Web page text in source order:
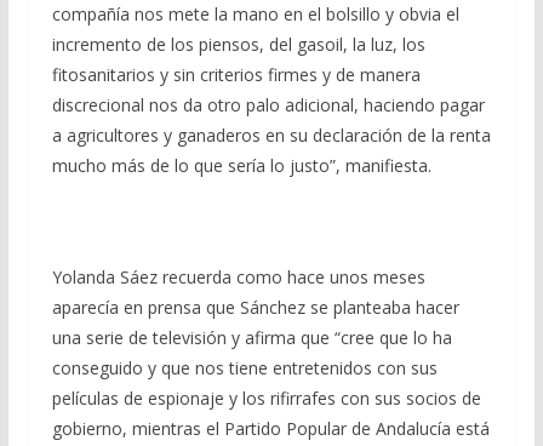
compañía nos mete la mano en el bolsillo y obvia el
incremento de los piensos, del gasoil, la luz, los
fitosanitarios y sin criterios firmes y de manera
discrecional nos da otro palo adicional, haciendo pagar
a agricultores y ganaderos en su declaración de la renta
mucho más de lo que sería lo justo”, manifiesta.
Yolanda Sáez recuerda como hace unos meses
aparecía en prensa que Sánchez se planteaba hacer
una serie de televisión y afirma que “cree que lo ha
conseguido y que nos tiene entretenidos con sus
películas de espionaje y los rifirrafes con sus socios de
gobierno, mientras el Partido Popular de Andalucía está